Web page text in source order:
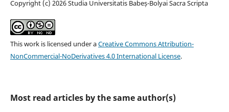
Copyright (c) 2026 Studia Universitatis Babeș-Bolyai Sacra Scripta
This work is licensed under aCreative Commons Attribution-
NonCommercial-NoDerivatives 4.0 International License.
Most read articles by the same author(s)